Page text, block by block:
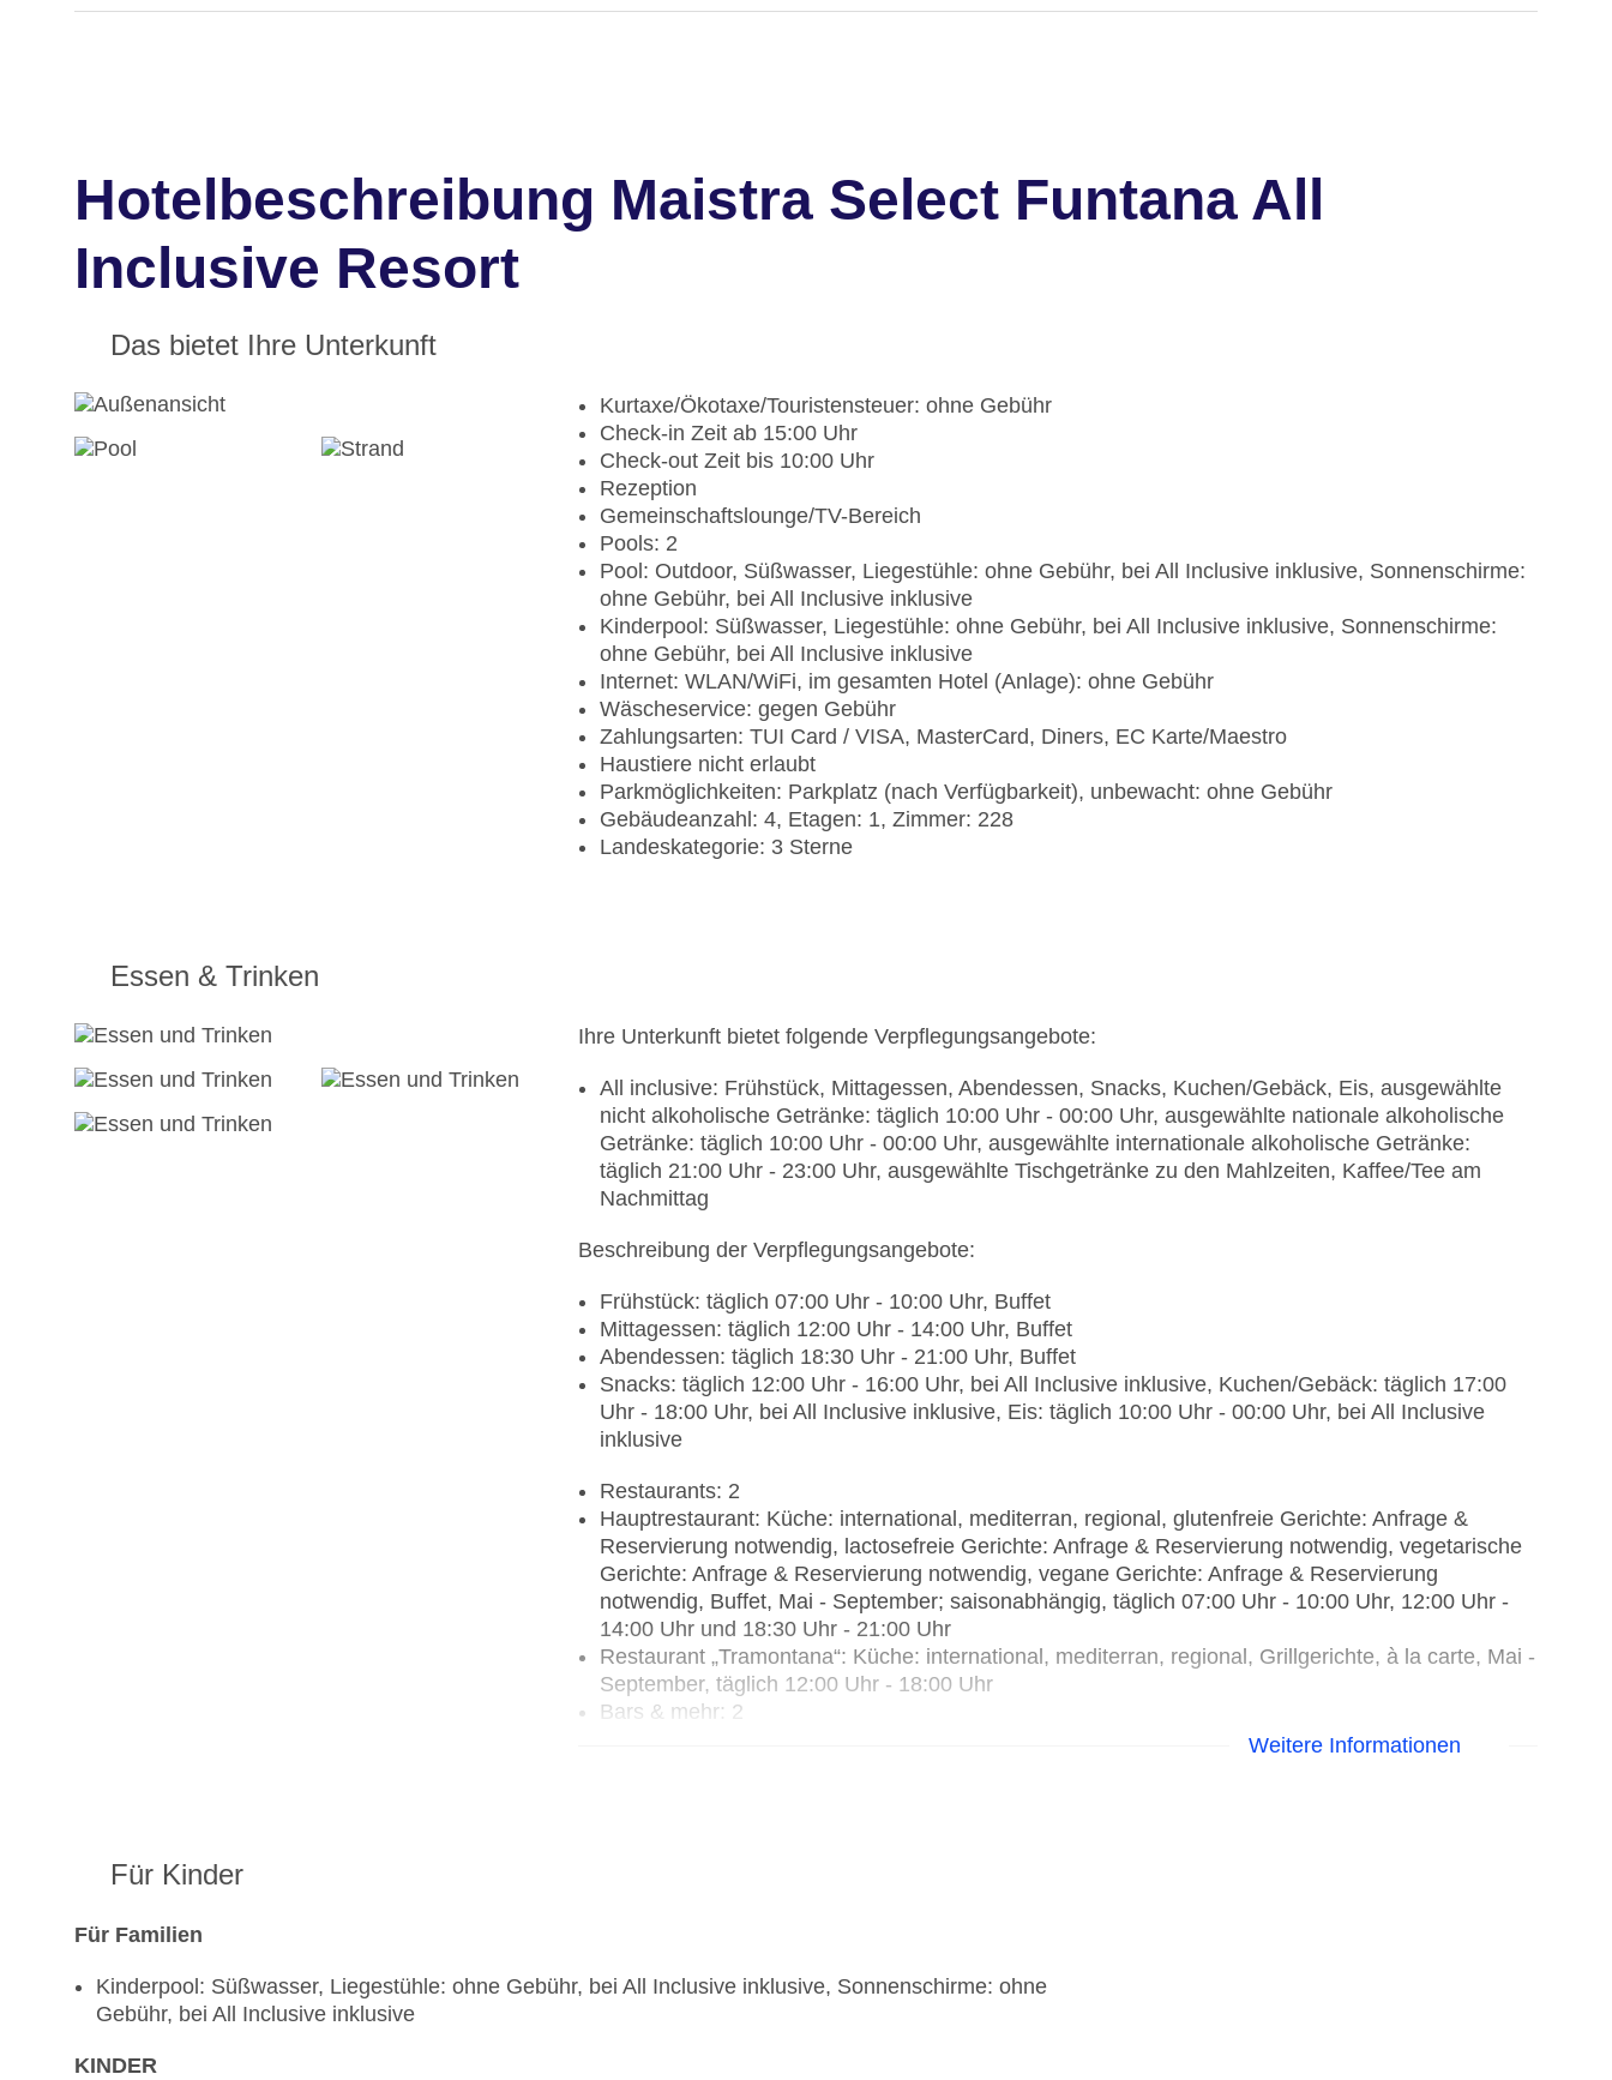
Hotelbeschreibung Maistra Select Funtana All
Inclusive Resort
Das bietet Ihre Unterkunft
Kurtaxe/Ökotaxe/Touristensteuer: ohne Gebühr
Check-in Zeit ab 15:00 Uhr
Check-out Zeit bis 10:00 Uhr
Rezeption
Gemeinschaftslounge/TV-Bereich
Pools: 2
Pool: Outdoor, Süßwasser, Liegestühle: ohne Gebühr, bei All Inclusive inklusive, Sonnenschirme:
ohne Gebühr, bei All Inclusive inklusive
Kinderpool: Süßwasser, Liegestühle: ohne Gebühr, bei All Inclusive inklusive, Sonnenschirme:
ohne Gebühr, bei All Inclusive inklusive
Internet: WLAN/WiFi, im gesamten Hotel (Anlage): ohne Gebühr
Wäscheservice: gegen Gebühr
Zahlungsarten: TUI Card / VISA, MasterCard, Diners, EC Karte/Maestro
Haustiere nicht erlaubt
Parkmöglichkeiten: Parkplatz (nach Verfügbarkeit), unbewacht: ohne Gebühr
Gebäudeanzahl: 4, Etagen: 1, Zimmer: 228
Landeskategorie: 3 Sterne
Essen & Trinken
Ihre Unterkunft bietet folgende Verpflegungsangebote:
All inclusive: Frühstück, Mittagessen, Abendessen, Snacks, Kuchen/Gebäck, Eis, ausgewählte
nicht alkoholische Getränke: täglich 10:00 Uhr - 00:00 Uhr, ausgewählte nationale alkoholische
Getränke: täglich 10:00 Uhr - 00:00 Uhr, ausgewählte internationale alkoholische Getränke:
täglich 21:00 Uhr - 23:00 Uhr, ausgewählte Tischgetränke zu den Mahlzeiten, Kaffee/Tee am
Nachmittag
Beschreibung der Verpflegungsangebote:
Frühstück: täglich 07:00 Uhr - 10:00 Uhr, Buffet
Mittagessen: täglich 12:00 Uhr - 14:00 Uhr, Buffet
Abendessen: täglich 18:30 Uhr - 21:00 Uhr, Buffet
Snacks: täglich 12:00 Uhr - 16:00 Uhr, bei All Inclusive inklusive, Kuchen/Gebäck: täglich 17:00
Uhr - 18:00 Uhr, bei All Inclusive inklusive, Eis: täglich 10:00 Uhr - 00:00 Uhr, bei All Inclusive
inklusive
Restaurants: 2
Hauptrestaurant: Küche: international, mediterran, regional, glutenfreie Gerichte: Anfrage &
Reservierung notwendig, lactosefreie Gerichte: Anfrage & Reservierung notwendig, vegetarische
Gerichte: Anfrage & Reservierung notwendig, vegane Gerichte: Anfrage & Reservierung
notwendig, Buffet, Mai - September; saisonabhängig, täglich 07:00 Uhr - 10:00 Uhr, 12:00 Uhr -
14:00 Uhr und 18:30 Uhr - 21:00 Uhr
Restaurant „Tramontana“: Küche: international, mediterran, regional, Grillgerichte, à la carte, Mai -
September, täglich 12:00 Uhr - 18:00 Uhr
Bars & mehr: 2
Lobbybar „Aperitiv Bar“: täglich 08:00 Uhr - 14:00 Uhr und 17:00 Uhr - 23:00 Uhr
Weitere Informationen
Für Kinder
Für Familien
Kinderpool: Süßwasser, Liegestühle: ohne Gebühr, bei All Inclusive inklusive, Sonnenschirme: ohne
Gebühr, bei All Inclusive inklusive
KINDER